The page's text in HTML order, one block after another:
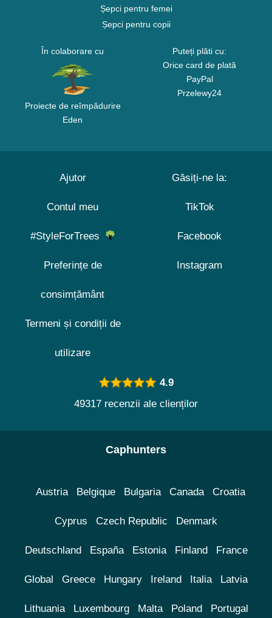
Șepci pentru femei
Șepci pentru copii
În colaborare cu
Proiecte de reîmpădurire
Eden
Puteți plăti cu:
Orice card de plată
PayPal
Przelewy24
Ajutor
Contul meu
#StyleForTrees
Preferințe de
consimțământ
Termeni și condiții de
utilizare
Găsiți-ne la:
TikTok
Facebook
Instagram
4.9
49317 recenzii ale clienților
Caphunters
Austria Belgique Bulgaria Canada Croatia
Cyprus Czech Republic Denmark
Deutschland España Estonia Finland France
Global Greece Hungary Ireland Italia Latvia
Lithuania Luxembourg Malta Poland Portugal